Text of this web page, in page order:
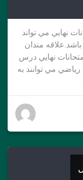
نهايي مي تواند
مندان
نهايي درس
رياضي مي توانند به